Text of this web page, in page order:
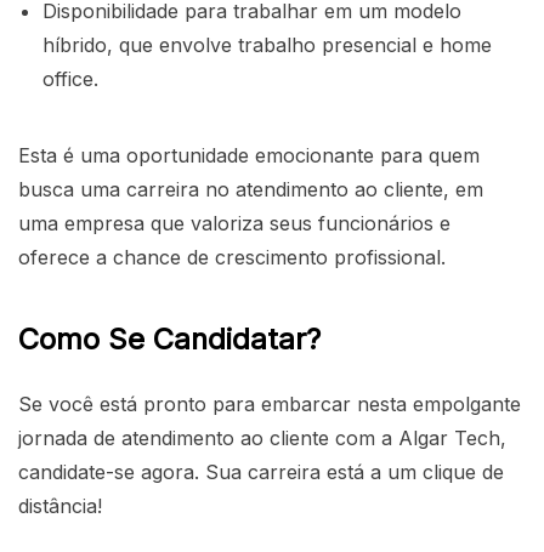
Disponibilidade para trabalhar em um modelo
híbrido, que envolve trabalho presencial e home
office.
Esta é uma oportunidade emocionante para quem
busca uma carreira no atendimento ao cliente, em
uma empresa que valoriza seus funcionários e
oferece a chance de crescimento profissional.
Como Se Candidatar?
Se você está pronto para embarcar nesta empolgante
jornada de atendimento ao cliente com a Algar Tech,
candidate-se agora. Sua carreira está a um clique de
distância!